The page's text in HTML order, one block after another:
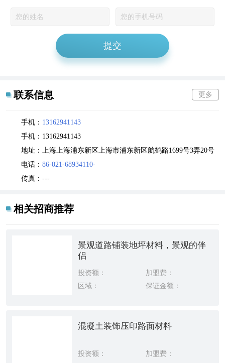
提交
联系信息 更多
手机： 13162941143
手机： 13162941143
地址： 上海上海浦东新区上海市浦东新区航鹤路1699号3弄20号
电话： 86-021-68934110-
传真： ---
相关招商推荐
景观道路铺装地坪材料，景观的伴
侣
投资额：
加盟费：
区域：
保证金额：
混凝土装饰压印路面材料
投资额：
加盟费：